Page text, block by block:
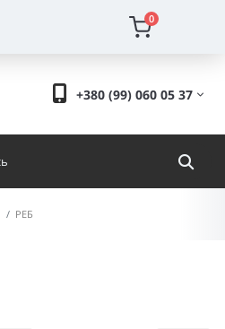
0
+380 (99) 060 05 37
РЕБ